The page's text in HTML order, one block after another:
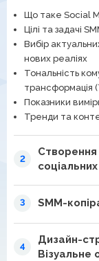
Що таке Social
Цілі та задачі
Вибір
нових реаліях
Тональність
трансформація
Показники
Тренди та
2
Створення
3 SMM-
4
Дизайн-
Візуальне